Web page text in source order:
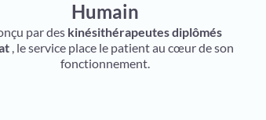
Humain
par des kinésithérapeutes diplômés
, le service place le patient au cœur de son
fonctionnement.